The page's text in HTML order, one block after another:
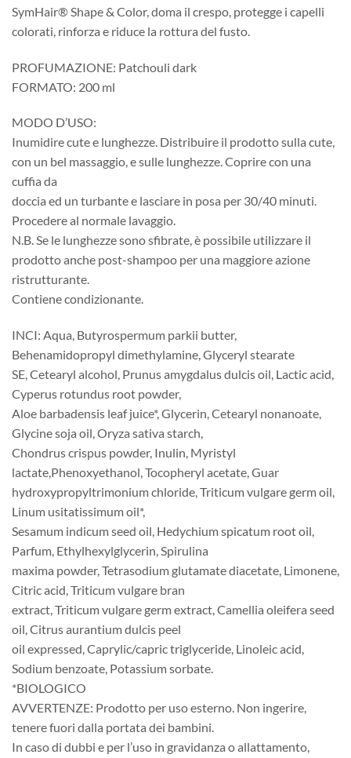
SymHair® Shape & Color, doma il crespo, protegge i capelli
colorati, rinforza e riduce la rottura del fusto.
PROFUMAZIONE: Patchouli dark
FORMATO: 200 ml
MODO D’USO:
Inumidire cute e lunghezze. Distribuire il prodotto sulla cute,
con un bel massaggio, e sulle lunghezze. Coprire con una
cuffia da
doccia ed un turbante e lasciare in posa per 30/40 minuti.
Procedere al normale lavaggio.
N.B. Se le lunghezze sono sfibrate, è possibile utilizzare il
prodotto anche post-shampoo per una maggiore azione
ristrutturante.
Contiene condizionante.
INCI: Aqua, Butyrospermum parkii butter,
Behenamidopropyl dimethylamine, Glyceryl stearate
SE, Cetearyl alcohol, Prunus amygdalus dulcis oil, Lactic acid,
Cyperus rotundus root powder,
Aloe barbadensis leaf juice*, Glycerin, Cetearyl nonanoate,
Glycine soja oil, Oryza sativa starch,
Chondrus crispus powder, Inulin, Myristyl
lactate,Phenoxyethanol, Tocopheryl acetate, Guar
hydroxypropyltrimonium chloride, Triticum vulgare germ oil,
Linum usitatissimum oil*,
Sesamum indicum seed oil, Hedychium spicatum root oil,
Parfum, Ethylhexylglycerin, Spirulina
maxima powder, Tetrasodium glutamate diacetate, Limonene,
Citric acid, Triticum vulgare bran
extract, Triticum vulgare germ extract, Camellia oleifera seed
oil, Citrus aurantium dulcis peel
oil expressed, Caprylic/capric triglyceride, Linoleic acid,
Sodium benzoate, Potassium sorbate.
*BIOLOGICO
AVVERTENZE: Prodotto per uso esterno. Non ingerire,
tenere fuori dalla portata dei bambini.
In caso di dubbi e per l’uso in gravidanza o allattamento,